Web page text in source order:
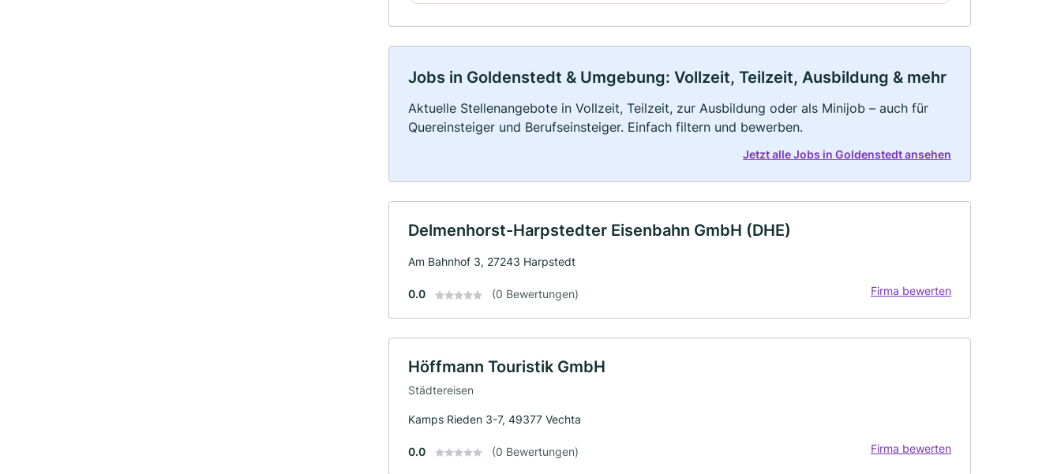
Jobs in Goldenstedt & Umgebung: Vollzeit, Teilzeit, Ausbildung & mehr
Aktuelle Stellenangebote in Vollzeit, Teilzeit, zur Ausbildung oder als Minijob – auch für
Quereinsteiger und Berufseinsteiger. Einfach filtern und bewerben.
Jetzt alle Jobs in Goldenstedt ansehen
Delmenhorst-Harpstedter Eisenbahn GmbH (DHE)
Am Bahnhof 3, 27243 Harpstedt
0.0 (0 Bewertungen) Firma bewerten
Höffmann Touristik GmbH
Städtereisen
Kamps Rieden 3-7, 49377 Vechta
0.0 (0 Bewertungen) Firma bewerten